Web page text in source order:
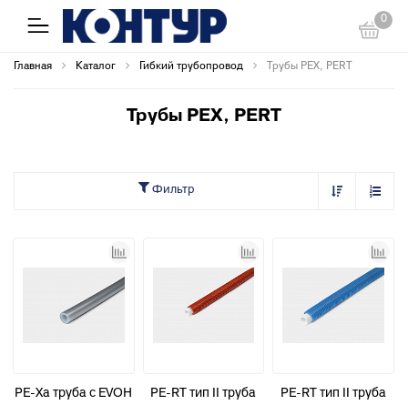
0
Главная Каталог Гибкий трубопровод Трубы PEX, PERT
Трубы PEX, PERT
Фильтр
PE-Xa труба с EVOH
PE-RT тип II труба
PE-RT тип II труба